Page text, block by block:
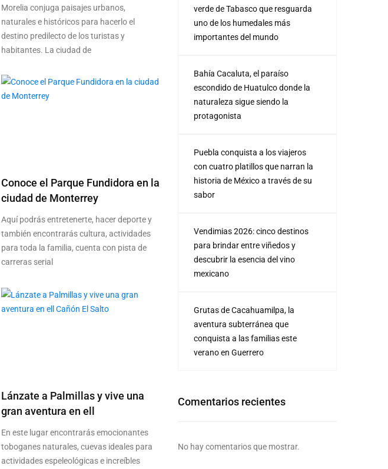
Morelia conjuga paisajes urbanos,
naturales e históricos para hacerlo el
destino predilecto de los turistas y
habitantes. La ciudad de
Conoce el Parque Fundidora en la
ciudad de Monterrey
Aquí podrás entretenerte, hacer deporte y
también encontrarás cultura, actividades
para toda la familia, cuenta con pista de
carreras serial
Lánzate a Palmillas y vive una
gran aventura en ell
En este lugar encontrarás emocionantes
toboganes naturales, cuevas ideales para
actividades espeleológicas e increíbles
verde de Tabasco que resguarda
uno de los humedales más
importantes del mundo
Bahía Cacaluta, el paraíso
escondido de Huatulco donde la
naturaleza sigue siendo la
protagonista
Puebla conquista a los viajeros
con cuatro platillos que narran la
historia de México a través de su
sabor
Vendimias 2026: cinco destinos
para brindar entre viñedos y
descubrir la esencia del vino
mexicano
Grutas de Cacahuamilpa, la
aventura subterránea que
conquista a las familias este
verano en Guerrero
Comentarios recientes
No hay comentarios que mostrar.